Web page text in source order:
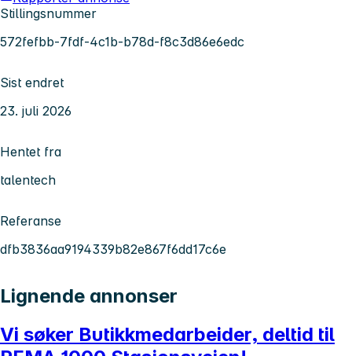
Stillingsnummer
572fefbb-7fdf-4c1b-b78d-f8c3d86e6edc
Sist endret
23. juli 2026
Hentet fra
talentech
Referanse
dfb3836aa9194339b82e867f6dd17c6e
Lignende annonser
Vi søker Butikkmedarbeider, deltid til